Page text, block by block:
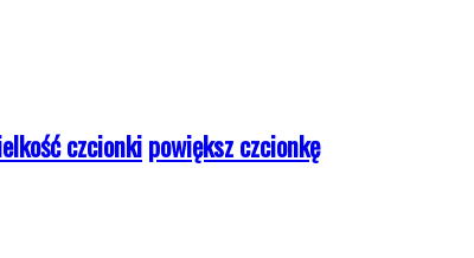
czcionkipowiększ czcionkę